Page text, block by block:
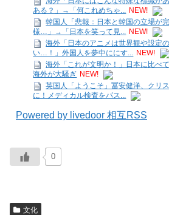
ある？」→「何これめちゃ... NEW!
韓国人「悲報：日本と韓国の立場が
様…」→「日本を笑って見... NEW!
海外「日本のアニメは世界観や設定
い…！」外国人を夢中ににす... NEW!
海外「これが文明か！」日本に比べ
海外が大騒ぎ NEW!
英国人「ようこそ」冨安健洋、クリ
に！メディカル検査をパス...
Powered by livedoor 相互RSS
0
文化